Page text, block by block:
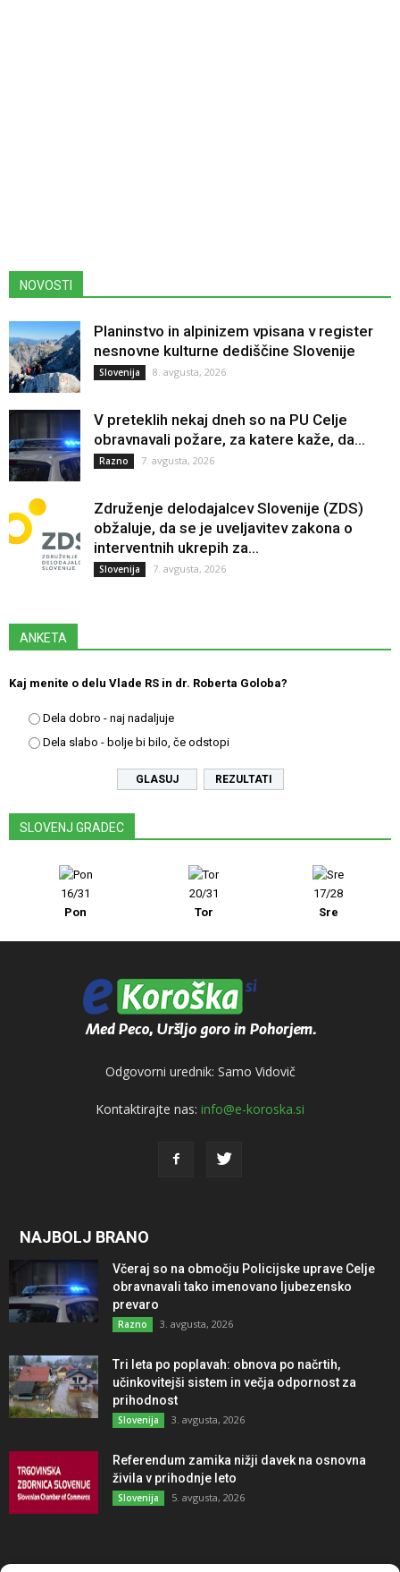
NOVOSTI
Planinstvo in alpinizem vpisana v register
nesnovne kulturne dediščine Slovenije
Slovenija 8. avgusta, 2026
V preteklih nekaj dneh so na PU Celje
obravnavali požare, za katere kaže, da...
Razno 7. avgusta, 2026
Združenje delodajalcev Slovenije (ZDS)
obžaluje, da se je uveljavitev zakona o
interventnih ukrepih za...
Slovenija 7. avgusta, 2026
ANKETA
Kaj menite o delu Vlade RS in dr. Roberta Goloba?
Dela dobro - naj nadaljuje
Dela slabo - bolje bi bilo, če odstopi
REZULTATI
SLOVENJ GRADEC
16/31
Pon
20/31
Tor
17/28
Sre
Odgovorni urednik: Samo Vidovič
Kontaktirajte nas: info@e-koroska.si
NAJBOLJ BRANO
Včeraj so na območju Policijske uprave Celje
obravnavali tako imenovano ljubezensko
prevaro
Razno 3. avgusta, 2026
Tri leta po poplavah: obnova po načrtih,
učinkovitejši sistem in večja odpornost za
prihodnost
Slovenija 3. avgusta, 2026
Referendum zamika nižji davek na osnovna
živila v prihodnje leto
Slovenija 5. avgusta, 2026